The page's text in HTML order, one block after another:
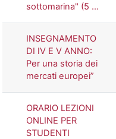
sottomarina" (5 ...
INSEGNAMENTO
DI IV E V ANNO:
Per una storia dei
mercati europei”
ORARIO LEZIONI
ONLINE PER
STUDENTI